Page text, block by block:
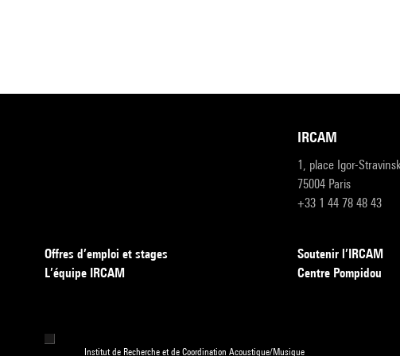
IRCAM
1, place Igor-
75004 Paris
+33 1 44 78 48 43
Offres d’emploi et stages
L’équipe IRCAM
Soutenir l’IRCAM
Centre Pompidou
Institut de Recherche et de Coordination Acoustique/Musique